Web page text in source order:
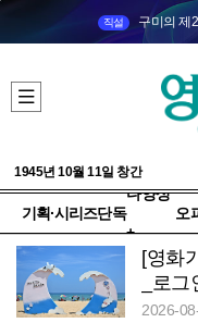
직설 구미의 제
1945년 10월 11일 창간
기획·시리즈단독
다양성
+
오
[영화
_로
끼고
2026-